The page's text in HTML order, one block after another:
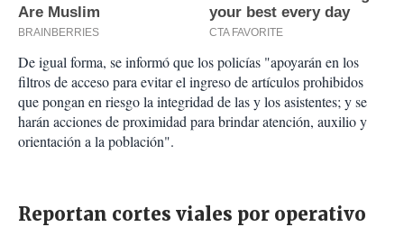
De igual forma, se informó que los policías "apoyarán en los
filtros de acceso para evitar el ingreso de artículos prohibidos
que pongan en riesgo la integridad de las y los asistentes; y se
harán acciones de proximidad para brindar atención, auxilio y
orientación a la población".
Reportan cortes viales por operativo